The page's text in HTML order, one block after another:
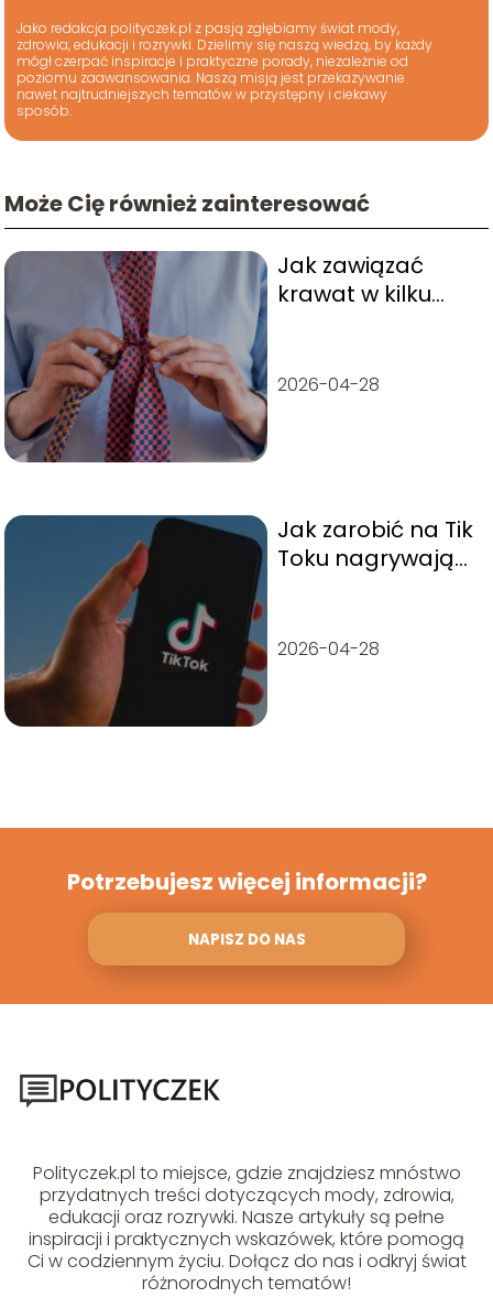
Jako redakcja polityczek.pl z pasją zgłębiamy świat mody,
zdrowia, edukacji i rozrywki. Dzielimy się naszą wiedzą, by każdy
mógł czerpać inspiracje i praktyczne porady, niezależnie od
poziomu zaawansowania. Naszą misją jest przekazywanie
nawet najtrudniejszych tematów w przystępny i ciekawy
sposób.
Może Cię również zainteresować
Jak zawiązać
krawat w kilku
2026-04-28
Jak zarobić na Tik
Toku nagrywając
2026-04-28
Potrzebujesz więcej informacji?
NAPISZ DO NAS
Polityczek.pl to miejsce, gdzie znajdziesz mnóstwo
przydatnych treści dotyczących mody, zdrowia,
edukacji oraz rozrywki. Nasze artykuły są pełne
inspiracji i praktycznych wskazówek, które pomogą
Ci w codziennym życiu. Dołącz do nas i odkryj świat
różnorodnych tematów!